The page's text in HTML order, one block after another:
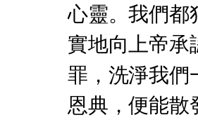
心靈。我們都
實地向上帝承
罪，洗淨我們
恩典，便能散